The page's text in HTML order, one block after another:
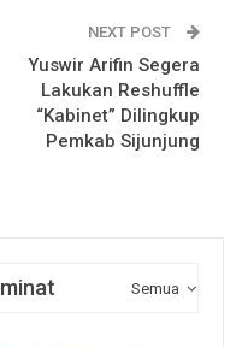
NEXT POST
Yuswir Arifin Segera
Lakukan Reshuffle
“Kabinet” Dilingkup
Pemkab Sijunjung
Semua